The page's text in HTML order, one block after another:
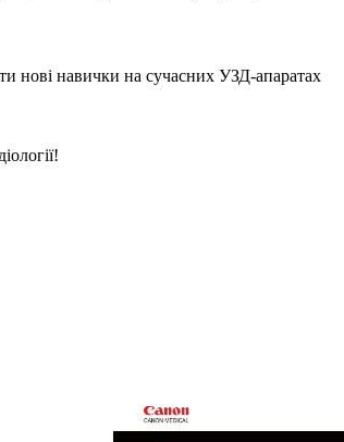
нові навички на сучасних УЗД-апаратах